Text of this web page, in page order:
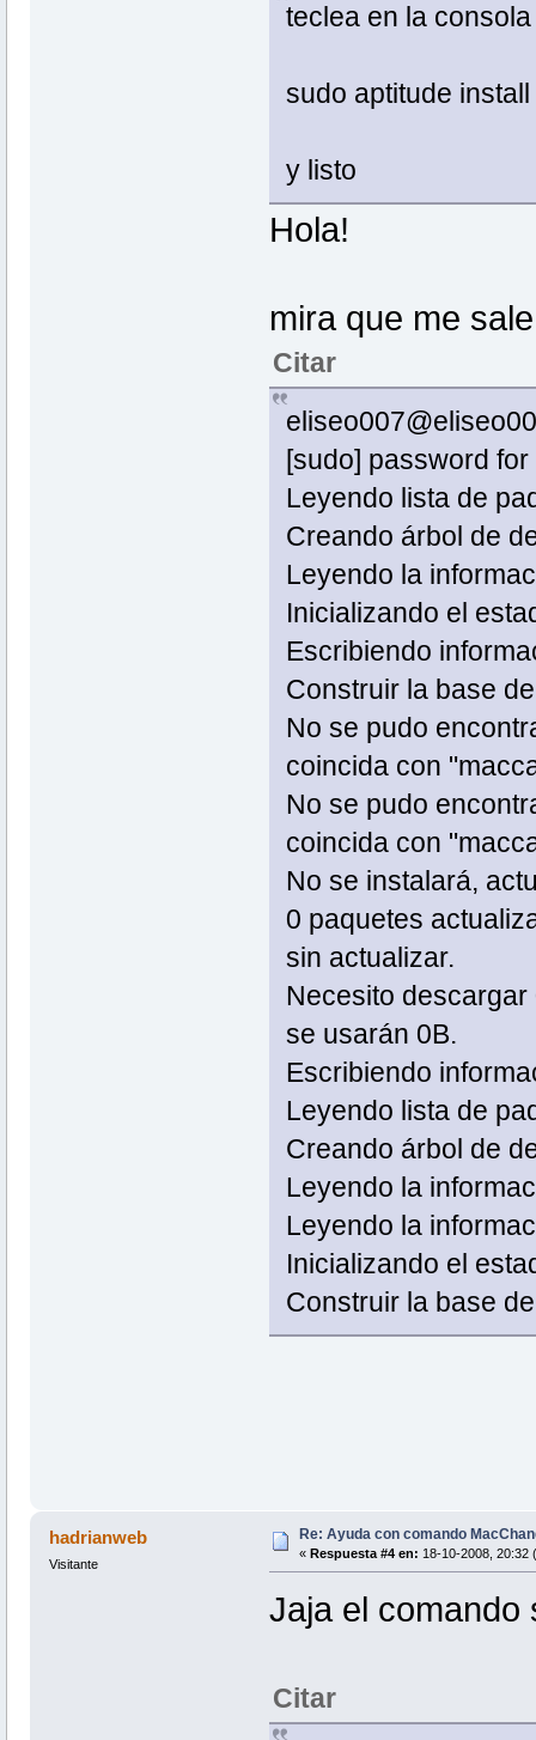
teclea en la consola
sudo aptitude
y listo
Hola!
mira que me
Citar
[sudo] password
Leyendo lista de
Creando árbol
Leyendo la
Inicializando el
Escribiendo
Construir la base
No se pudo
coincida con
No se pudo
coincida con
No se instalará,
0 paquetes
sin actualizar.
Necesito
se usarán 0B.
Escribiendo
Leyendo lista
Creando árbol
Leyendo la
Leyendo la
Inicializando el
Construir la base
hadrianweb
Visitante
Re: Ayuda con comando
« Respuesta #4 en: 18-10-2008, 20:32
Jaja el comando
Citar